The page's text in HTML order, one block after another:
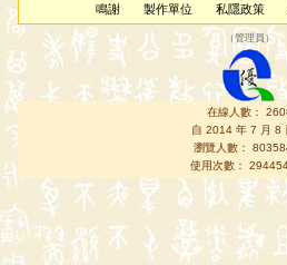
鳴謝
製作單位 私隱政策
（管理員 ）
在線人數：
自 2014 年 7 月 8
瀏覽人數：
使用次數：